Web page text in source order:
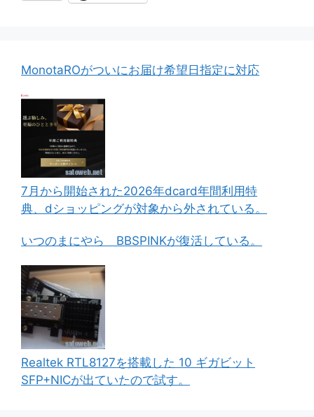
MonotaROがついにお届け希望日指定に対応
7月から開始された2026年dcard年間利用特
典、dショッピングが対象から外されている。
いつのまにやら BBSPINKが復活している。
Realtek RTL8127を搭載した 10 ギガビット
SFP+NICが出ていたので試す。